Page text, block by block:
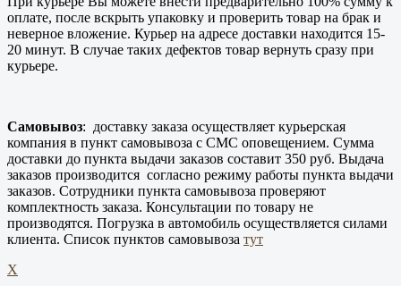
оплате, после вскрыть упаковку и проверить товар на брак и
неверное вложение. Курьер на адресе доставки находится 15-
20 минут. В случае таких дефектов товар вернуть сразу при
курьере.
Самовывоз: доставку заказа осуществляет курьерская
компания в пункт самовывоза с СМС оповещением. Сумма
доставки до пункта выдачи заказов составит 350 руб. Выдача
заказов производится согласно режиму работы пункта выдачи
заказов. Сотрудники пункта самовывоза проверяют
комплектность заказа. Консультации по товару не
производятся. Погрузка в автомобиль осуществляется силами
клиента. Список пунктов самовывоза тут
X